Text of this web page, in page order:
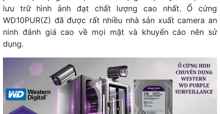
lưu trữ hình ảnh đạt chất lượng cao nhất. Ổ cứng
WD10PUR(Z) đã được rất nhiều nhà sản xuất camera an
ninh đánh giá cao về mọi mặt và khuyến cáo nên sử
dụng.